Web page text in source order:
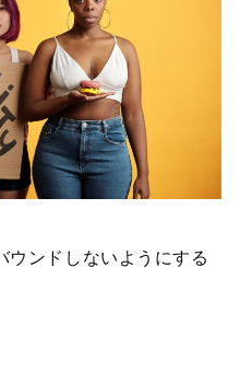
ウンドしないようにする